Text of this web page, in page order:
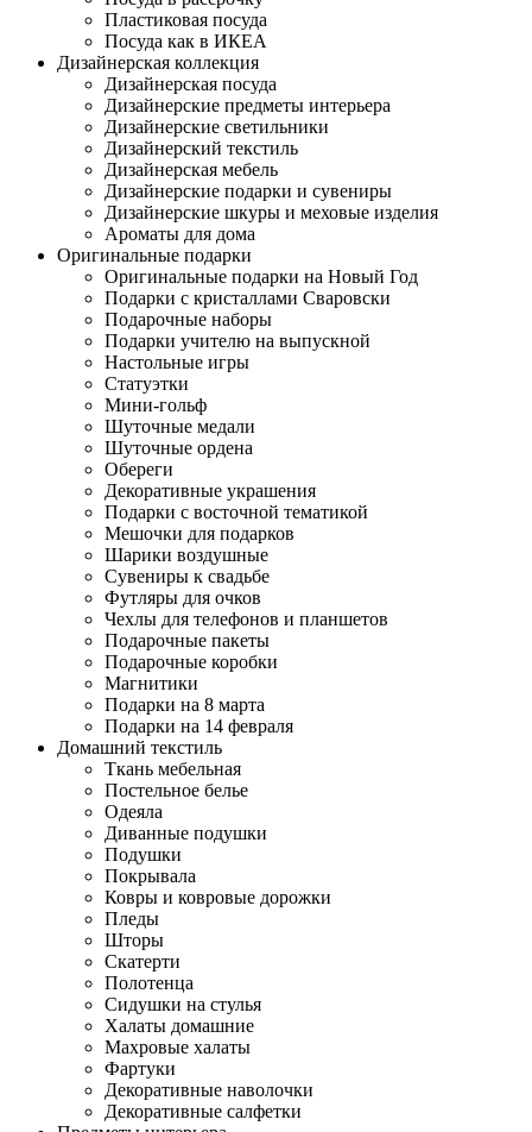
Пластиковая посуда
Посуда как в ИКЕА
Дизайнерская коллекция
Дизайнерская посуда
Дизайнерские предметы интерьера
Дизайнерские светильники
Дизайнерский текстиль
Дизайнерская мебель
Дизайнерские подарки и сувениры
Дизайнерские шкуры и меховые изделия
Ароматы для дома
Оригинальные подарки
Оригинальные подарки на Новый Год
Подарки с кристаллами Сваровски
Подарочные наборы
Подарки учителю на выпускной
Настольные игры
Статуэтки
Мини-гольф
Шуточные медали
Шуточные ордена
Обереги
Декоративные украшения
Подарки с восточной тематикой
Мешочки для подарков
Шарики воздушные
Сувениры к свадьбе
Футляры для очков
Чехлы для телефонов и планшетов
Подарочные пакеты
Подарочные коробки
Магнитики
Подарки на 8 марта
Подарки на 14 февраля
Домашний текстиль
Ткань мебельная
Постельное белье
Одеяла
Диванные подушки
Подушки
Покрывала
Ковры и ковровые дорожки
Пледы
Шторы
Скатерти
Полотенца
Сидушки на стулья
Халаты домашние
Махровые халаты
Фартуки
Декоративные наволочки
Декоративные салфетки